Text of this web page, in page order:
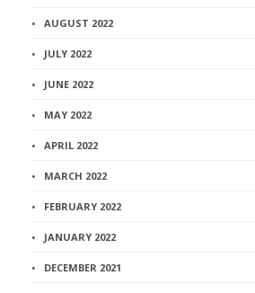
AUGUST 2022
JULY 2022
JUNE 2022
MAY 2022
APRIL 2022
MARCH 2022
FEBRUARY 2022
JANUARY 2022
DECEMBER 2021